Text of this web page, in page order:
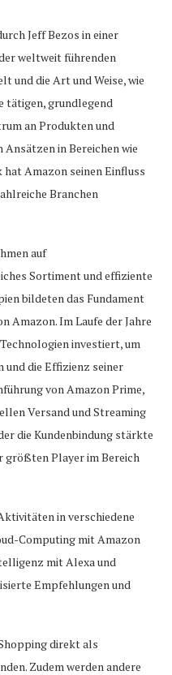
Jeff Bezos in einer
weltweit führenden
und die Art und Weise, wie
tätigen, grundlegend
an Produkten und
in Bereichen wie
Amazon seinen Einfluss
Branchen
auf
Sortiment und effiziente
bildeten das Fundament
Amazon. Im Laufe der Jahre
investiert, um
und die Effizienz seiner
von Amazon Prime,
Versand und Streaming
die Kundenbindung stärkte
größten Player im Bereich
in verschiedene
Computing mit Amazon
mit Alexa und
Empfehlungen und
direkt als
Zudem werden andere